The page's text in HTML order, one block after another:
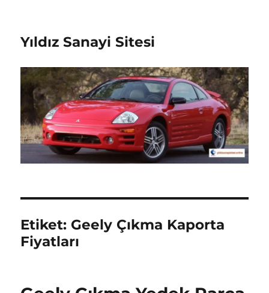
Yıldız Sanayi Sitesi
Etiket: Geely Çıkma Kaporta
Fiyatları